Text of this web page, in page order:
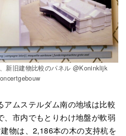
新旧建物比較のパネル @Koninklijk
アムステルダム南の地域は比較
、市内でもとりわけ地盤が軟弱
物は、2,186本の木の支持杭を